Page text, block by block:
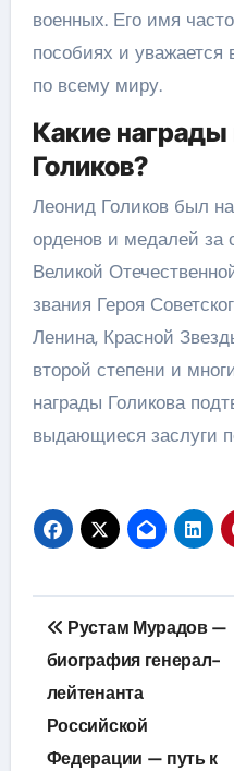
военных. Его имя
пособиях и
по всему миру.
Какие
Голиков?
Леонид Голиков был
орденов и медалей за
Великой
звания Героя
Ленина, Красной
второй степени и
награды Голикова
выдающиеся заслуги
Навигация
по
записям
Рустам Мурадов —
биография генерал-
лейтенанта
Российской
Федерации — путь к